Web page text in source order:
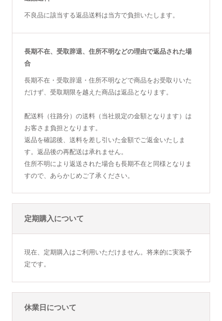
不良品に該当する返品送料は当方で負担いたします。
長期不在、受取辞退、住所不明などの理由で返品された場
合
長期不在・受取辞退・住所不明などで商品をお受取りいた
だけず、受取期限を越えた商品は返品となります。
配送料（往路分）の送料（当社規定の金額となります）は
お客さま負担となります。
返品を確認後、送料を差し引いた金額でご返金いたしま
す。返品後の再配送は承れません。
住所不明により返送された場合も長期不在と同様となりま
すので、あらかじめご了承ください。
定期購入について
現在、定期購入はご利用いただけません。将来的に実装予
定です。
休業日について